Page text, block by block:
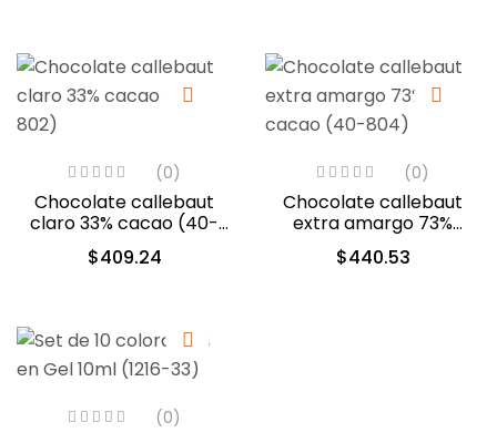
(0)
Chocolate callebaut
claro 33% cacao (40-
802)
$409.24
(0)
Chocolate callebaut
extra amargo 73%
cacao (40-804)
$440.53
(0)